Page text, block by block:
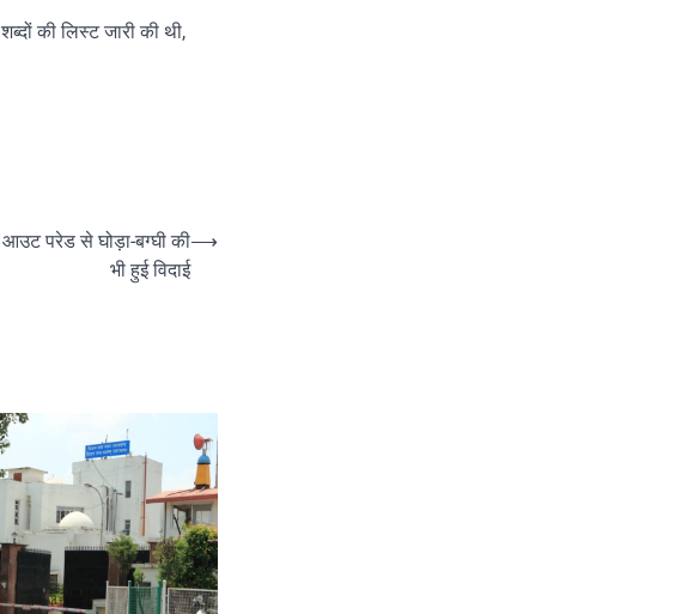
की लिस्ट जारी की थी,
परेड से घोड़ा-बग्घी की
भी हुई विदाई
⟶